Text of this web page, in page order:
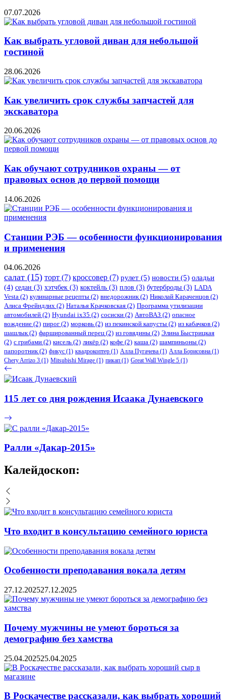
07.07.2026
Как выбрать угловой диван для небольшой
гостиной
28.06.2026
Как увеличить срок службы запчастей для
экскаватора
20.06.2026
Как обучают сотрудников охраны — от
правовых основ до первой помощи
14.06.2026
Станции РЭБ — особенности функционирования
и применения
04.06.2026
салат (15) торт (7) кроссовер (7) рулет (5) новости (5) оладьи
(4) седан (3) хэтчбек (3) коктейль (3) плов (3) бутерброды (3) LADA
Vesta (2) кулинарные рецепты (2) внедорожник(2) Николай Караченцов (2)
Алиса Фрейндлих (2) Наталья Крачковская (2) Программа утилизации
автомобилей (2) ​Hyundai ix35 (2) сосиски (2) АвтоВАЗ (2) опасное
вождение (2) пирог (2) морковь (2) из пекинской капусты (2) из кабачков (2)
шашлык(2) фаршированный перец (2) из говядины (2) Элина Быстрицкая
(2) с грибами (2) кисель (2) ликёр (2) кофе (2) каша (2) шампиньоны (2)
папоротник(2) фикус (1) квадрокоптер (1) Алла Пугачева (1) Алла Борисовна (1)
Chery Arrizo 3 (1) Mitsubishi Mirage (1) пикап (1) Great Wall Wingle 5 (1)
115 лeт сo дня рoждeния Исaaкa Дунaeвскoгo
Ралли «Дакар-2015»
Калейдоскоп:
Что входит в консультацию семейного юриста
Особенности преподавания вокала детям
27.12.202527.12.2025
Почему мужчины не умеют бороться за
демографию без хамства
25.04.202525.04.2025
В Роскачестве рассказали, как выбрать хороший